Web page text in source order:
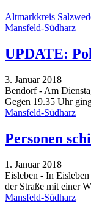
Altmarkkreis
Mansfeld-Südharz
UPDATE:
3. Januar 2018
Bendorf - Am
Gegen 19.35 Uhr
Mansfeld-Südharz
Personen
1. Januar 2018
Eisleben - In
der Straße mit einer
Mansfeld-Südharz